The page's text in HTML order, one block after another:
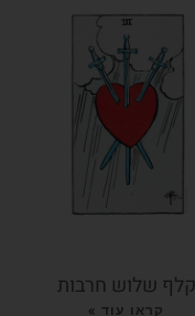
קלף שלוש חרבות
קראו עוד »